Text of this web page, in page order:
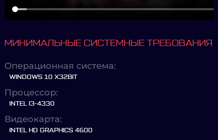
МИНИМАЛЬНЫЕ СИСТЕМНЫЕ ТРЕБОВАНИЯ
Операционная система:
WINDOWS 10 X32BIT
Процессор:
INTEL I3-4330
Видеокарта:
INTEL HD GRAPHICS 4600